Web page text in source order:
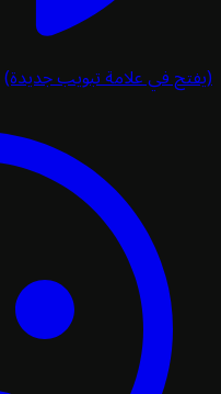
في علامة تبويب جديدة)